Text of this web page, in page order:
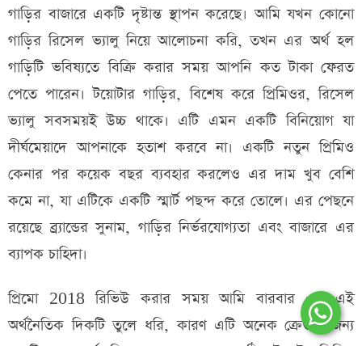
গাড়ির বাজারে একটি দৃষ্টান্ত স্থাপন করেছে। আমি যখন কোনো
গাড়ির রিসেল ভ্যালু নিয়ে আলোচনা করি, তখন এর অর্থ হল
গাড়িটি ভবিষ্যতে বিক্রি করার সময় আপনি কত টাকা ফেরত
পেতে পারেন। টয়োটার গাড়ির, বিশেষ করে প্রিমিওর, রিসেল
ভ্যালু সবসময়ই উচ্চ থাকে। এটি এমন একটি বিনিয়োগ যা
দীর্ঘমেয়াদে আপনাকে হতাশ করবে না। একটি নতুন প্রিমিও
কেনার পর কয়েক বছর ব্যবহার করলেও এর দাম খুব বেশি
কমে না, যা এটিকে একটি স্মার্ট পছন্দ করে তোলে। এর পেছনে
রয়েছে ব্র্যান্ডের সুনাম, গাড়ির নির্ভরযোগ্যতা এবং বাজারে এর
ব্যাপক চাহিদা।
প্রিমো 2018 রিভিউ করার সময় আমি বারবার এর এই
অর্থনৈতিক দিকটি তুলে ধরি, কারণ এটি অনেক ক্রেতার জন্য